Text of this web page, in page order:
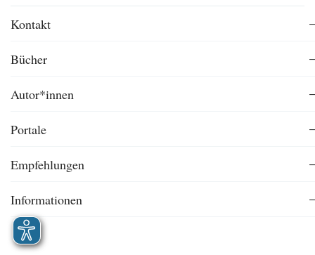
Kontakt
Bücher
Autor*innen
Portale
Empfehlungen
Informationen